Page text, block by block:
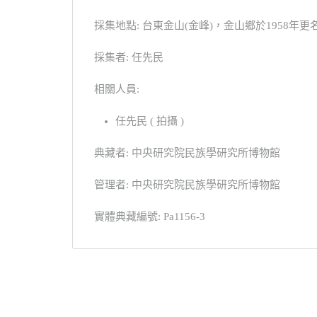
採集地點: 台東金山(金峰)，金山鄉於1958年更
採集者: 任先民
相關人員:
任先民 ( 拍攝 )
典藏者: 中央研究院民族學研究所博物館
管理者: 中央研究院民族學研究所博物館
實體典藏編號: Pa1156-3